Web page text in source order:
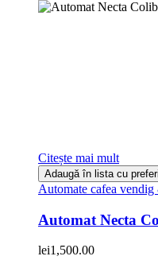
Citește mai mult
Adaugă în lista cu
Automate cafea
Automat Necta
lei1,500.00